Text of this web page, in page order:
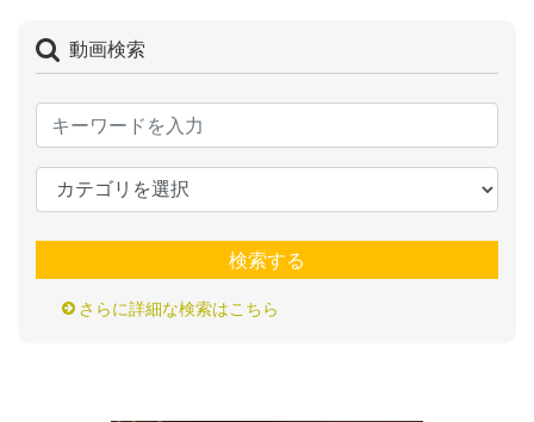
動画検索
検索する
さらに詳細な検索はこちら